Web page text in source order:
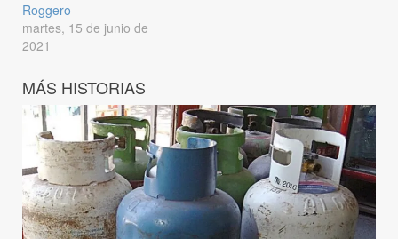
Roggero
martes, 15 de junio de
2021
MÁS HISTORIAS